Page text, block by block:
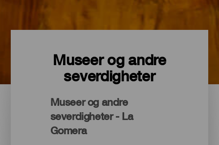
Museer og andre
severdigheter
Museer og andre
severdigheter - La
Gomera